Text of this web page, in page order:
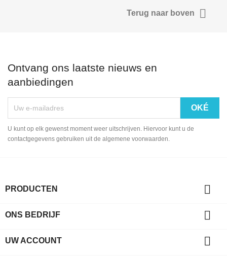
Terug naar boven 
Ontvang ons laatste nieuws en
aanbiedingen
U kunt op elk gewenst moment weer uitschrijven. Hiervoor kunt u de
contactgegevens gebruiken uit de algemene voorwaarden.
PRODUCTEN 
ONS BEDRIJF 
UW ACCOUNT 